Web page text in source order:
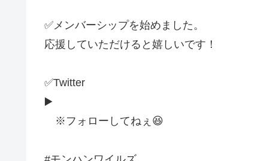
✅メンバーシップを始めました。
応援していただけると嬉しいです！
✅Twitter
▶️
※フォローしてねぇ😆